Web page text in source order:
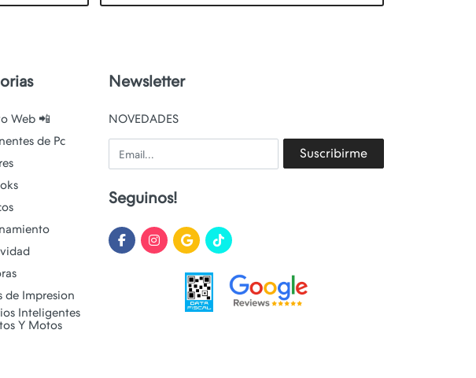
Web 📲
de Pc
de Impresion
Inteligentes
Y Motos
Newsletter
NOVEDADES
Email Suscribirme
Seguinos!